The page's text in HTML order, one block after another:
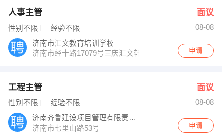
人事主管 面议
性别不限 经验不限
08-08
济南市汇文教育培训学校
济南市经十路17079号三庆汇文轩东座19层
申请
工程主管 面议
性别不限 经验不限
08-08
济南齐鲁建设项目管理有限责任公司
济南市七里山路53号
申请